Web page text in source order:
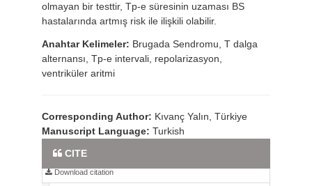
olmayan bir testtir, Tp-e süresinin uzaması BS
hastalarında artmış risk ile ilişkili olabilir.
Anahtar Kelimeler: Brugada Sendromu, T dalga
alternansı, Tp-e intervali, repolarizasyon,
ventriküler aritmi
Corresponding Author: Kıvanç Yalın, Türkiye
Manuscript Language: Turkish
CITE
Full Text PDF
Download citation